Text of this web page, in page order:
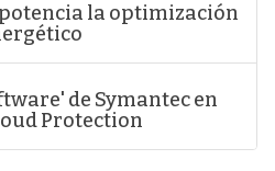
la optimización
de Symantec en
Protection